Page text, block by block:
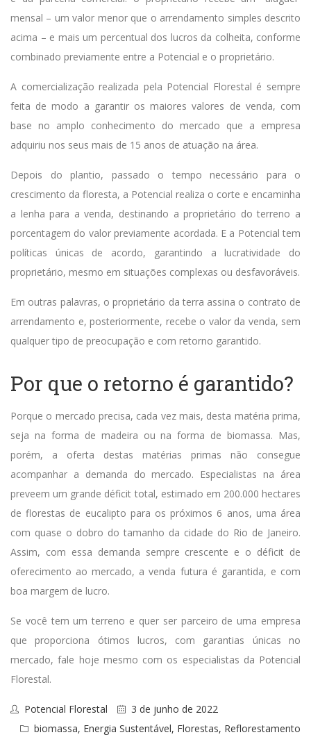
mensal – um valor menor que o arrendamento simples descrito
acima – e mais um percentual dos lucros da colheita, conforme
combinado previamente entre a Potencial e o proprietário.
A comercialização realizada pela Potencial Florestal é sempre
feita de modo a garantir os maiores valores de venda, com
base no amplo conhecimento do mercado que a empresa
adquiriu nos seus mais de 15 anos de atuação na área.
Depois do plantio, passado o tempo necessário para o
crescimento da floresta, a Potencial realiza o corte e encaminha
a lenha para a venda, destinando a proprietário do terreno a
porcentagem do valor previamente acordada. E a Potencial tem
políticas únicas de acordo, garantindo a lucratividade do
proprietário, mesmo em situações complexas ou desfavoráveis.
Em outras palavras, o proprietário da terra assina o contrato de
arrendamento e, posteriormente, recebe o valor da venda, sem
qualquer tipo de preocupação e com retorno garantido.
Por que o retorno é garantido?
Porque o mercado precisa, cada vez mais, desta matéria prima,
seja na forma de madeira ou na forma de biomassa. Mas,
porém, a oferta destas matérias primas não consegue
acompanhar a demanda do mercado. Especialistas na área
preveem um grande déficit total, estimado em 200.000 hectares
de florestas de eucalipto para os próximos 6 anos, uma área
com quase o dobro do tamanho da cidade do Rio de Janeiro.
Assim, com essa demanda sempre crescente e o déficit de
oferecimento ao mercado, a venda futura é garantida, e com
boa margem de lucro.
Se você tem um terreno e quer ser parceiro de uma empresa
que proporciona ótimos lucros, com garantias únicas no
mercado, fale hoje mesmo com os especialistas da Potencial
Florestal.
Potencial Florestal
3 de junho de 2022
biomassa, Energia Sustentável, Florestas, Reflorestamento